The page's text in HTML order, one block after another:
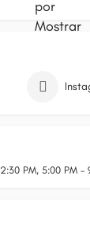
PM, 5:00 PM -